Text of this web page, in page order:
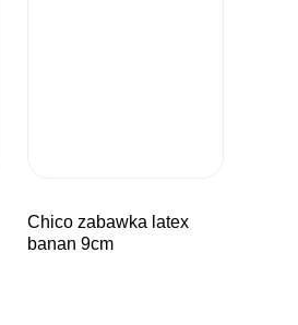
chico zabawka latex
banan 9cm